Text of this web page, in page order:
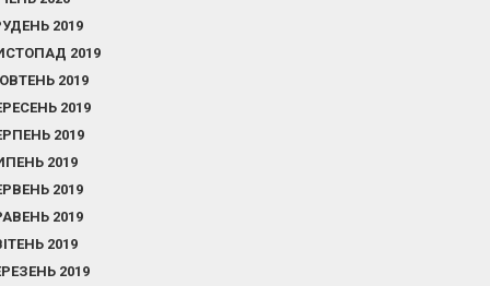
2019
2019
2019
2019
2019
2019
2019
2019
2019
2019